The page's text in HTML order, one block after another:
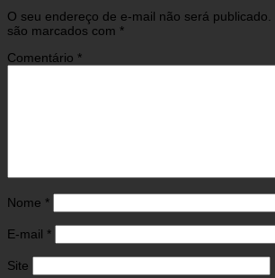
O seu endereço de e-mail não será publicado.
são marcados com *
Comentário *
Nome *
E-mail *
Site